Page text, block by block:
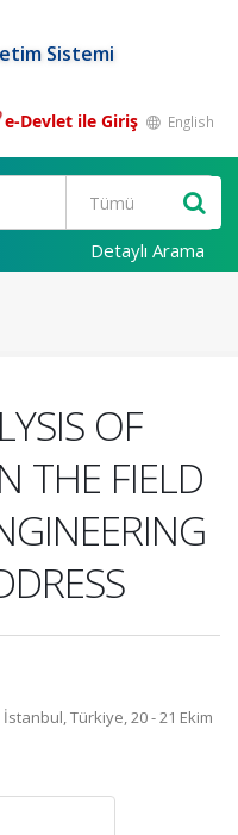
Sistemi
e-Devlet ile Giriş English
Detaylı Arama
OF
THE FIELD
İstanbul, Türkiye, 20 - 21 Ekim